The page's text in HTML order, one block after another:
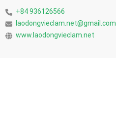
+84 936126566
laodongvieclam.net@gmail.com
www.laodongvieclam.net